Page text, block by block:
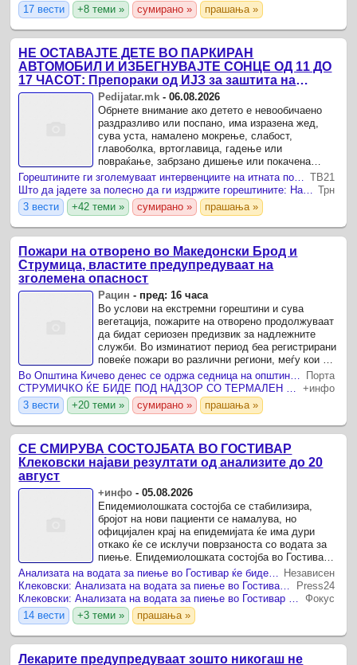
17 вести
+8 теми » сумирано » прашања »
НЕ ОСТАВАЈТЕ ДЕТЕ ВО ПАРКИРАН
АВТОМОБИЛ И ИЗБЕГНУВАЈТЕ СОНЦЕ ОД 11 ДО
17 ЧАСОТ: Препораки од ИЈЗ за заштита на
доенчињата и децата при топло време
Pedijatar.mk -06.08.2026
Обрнете внимание ако детето е невообичаено
раздразливо или поспано, има изразена жед,
сува уста, намалено мокрење, слабост,
главоболка, вртоглавица, гадење или
повраќање, забрзано дишење или покачена
телесна температура В исоките температури
можат сериозно да влијаат врз ...
Горештините ги зголемуваат интервенциите на итната помош – колапси во автобуси и на јавни места, лекарите апелираат на внимателност ТВ21
Што да јадете за полесно да ги издржите горештините: Намирници што му помагаат на телото на високи температури Трн
3 вести
+42 теми » сумирано » прашања »
Пожари на отворено во Македонски Брод и
Струмица, властите предупредуваат на
зголемена опасност
Рацин - пред: 16 часа
Во услови на екстремни горештини и сува
вегетација, пожарите на отворено продолжуваат
да бидат сериозен предизвик за надлежните
служби. Во изминатиот период беа регистрирани
повеќе пожари во различни региони, меѓу кои и
во Македонски Брод и Струмица.
Порта
+инфо
3 вести
+20 теми » сумирано » прашања »
СЕ СМИРУВА СОСТОЈБАТА ВО ГОСТИВАР
Клековски најави резултати од анализите до 20
август
+инфо -05.08.2026
Епидемиолошката состојба се стабилизира,
бројот на нови пациенти се намалува, но
официјален крај на епидемијата ќе има дури
откако ќе се исклучи поврзаноста со водата за
пиење. Епидемиолошката состојба во Гостивар
постепено се стабилизира, а анализата на
водата за пиење се ...
Независен
Press24
Фокус
14 вести
+3 теми » прашања »
Лекарите предупредуваат зошто никогаш не